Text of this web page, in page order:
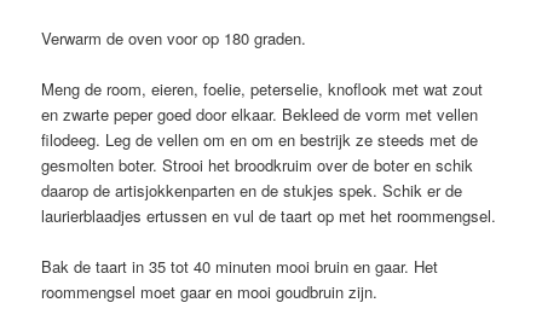
Verwarm de oven voor op 180 graden.
Meng de room, eieren, foelie, peterselie, knoflook met wat zout
en zwarte peper goed door elkaar. Bekleed de vorm met vellen
filodeeg. Leg de vellen om en om en bestrijk ze steeds met de
gesmolten boter. Strooi het broodkruim over de boter en schik
daarop de artisjokkenparten en de stukjes spek. Schik er de
laurierblaadjes ertussen en vul de taart op met het roommengsel.
Bak de taart in 35 tot 40 minuten mooi bruin en gaar. Het
roommengsel moet gaar en mooi goudbruin zijn.